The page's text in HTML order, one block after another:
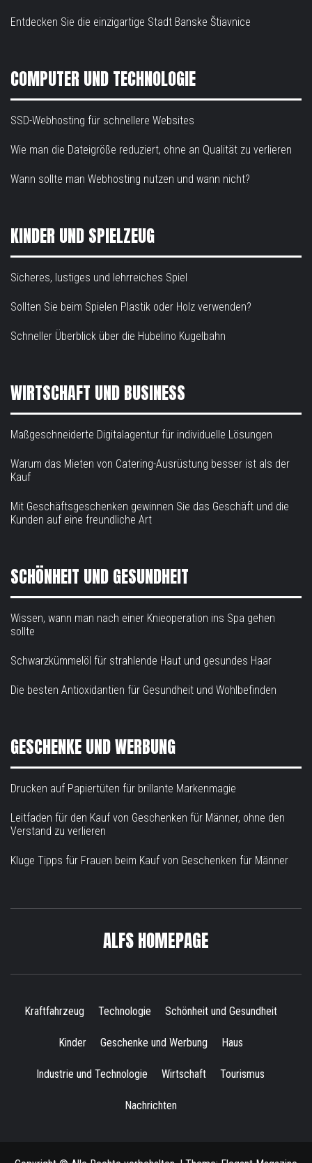
Entdecken Sie die einzigartige Stadt Banske Štiavnice
COMPUTER UND TECHNOLOGIE
SSD-Webhosting für schnellere Websites
Wie man die Dateigröße reduziert, ohne an Qualität zu verlieren
Wann sollte man Webhosting nutzen und wann nicht?
KINDER UND SPIELZEUG
Sicheres, lustiges und lehrreiches Spiel
Sollten Sie beim Spielen Plastik oder Holz verwenden?
Schneller Überblick über die Hubelino Kugelbahn
WIRTSCHAFT UND BUSINESS
Maßgeschneiderte Digitalagentur für individuelle Lösungen
Warum das Mieten von Catering-Ausrüstung besser ist als der
Kauf
Mit Geschäftsgeschenken gewinnen Sie das Geschäft und die
Kunden auf eine freundliche Art
SCHÖNHEIT UND GESUNDHEIT
Wissen, wann man nach einer Knieoperation ins Spa gehen
sollte
Schwarzkümmelöl für strahlende Haut und gesundes Haar
Die besten Antioxidantien für Gesundheit und Wohlbefinden
GESCHENKE UND WERBUNG
Drucken auf Papiertüten für brillante Markenmagie
Leitfaden für den Kauf von Geschenken für Männer, ohne den
Verstand zu verlieren
Kluge Tipps für Frauen beim Kauf von Geschenken für Männer
ALFS HOMEPAGE
Kraftfahrzeug Technologie Schönheit und Gesundheit
Kinder Geschenke und Werbung Haus
Industrie und Technologie Wirtschaft Tourismus
Nachrichten